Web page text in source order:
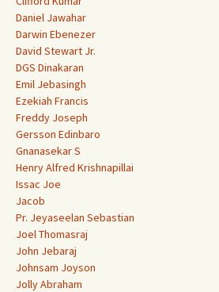
Daniel Jawahar
Darwin Ebenezer
David Stewart Jr.
DGS Dinakaran
Emil Jebasingh
Ezekiah Francis
Freddy Joseph
Gersson Edinbaro
Gnanasekar S
Henry Alfred Krishnapillai
Issac Joe
Jacob
Pr. Jeyaseelan Sebastian
Joel Thomasraj
John Jebaraj
Johnsam Joyson
Jolly Abraham